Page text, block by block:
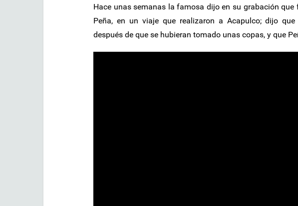
Hace unas semanas la famosa dijo en su grabación que
Peña, en un viaje que realizaron a Acapulco; dijo
después de que se hubieran tomado unas copas, y que